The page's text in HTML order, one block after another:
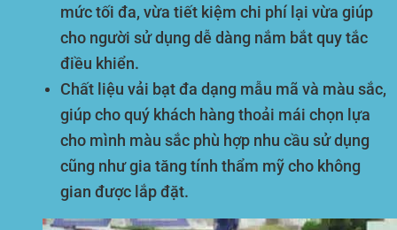
mức tối đa, vừa tiết kiệm chi phí lại vừa giúp
cho người sử dụng dễ dàng nắm bắt quy tắc
điều khiển.
Chất liệu vải bạt đa dạng mẫu mã và màu sắc,
giúp cho quý khách hàng thoải mái chọn lựa
cho mình màu sắc phù hợp nhu cầu sử dụng
cũng như gia tăng tính thẩm mỹ cho không
gian được lắp đặt.